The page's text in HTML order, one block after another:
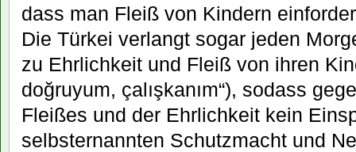
dass man Fleiß von Kindern
Die Türkei verlangt sogar jeden
zu Ehrlichkeit und Fleiß von ihren
doğruyum, çalışkanım“), sodass
Fleißes und der Ehrlichkeit kein
selbsternannten Schutzmacht und